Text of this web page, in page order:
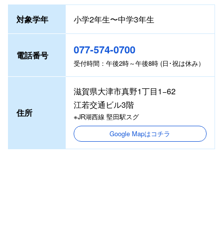
対象学年 小学2年生〜中学3年生
電話番号 077-574-0700
受付時間：午後2時～午後8時 (日･祝は休み）
住所
滋賀県大津市真野1丁目1−62
江若交通ビル3階
※JR湖西線 堅田駅スグ
Google Mapはコチラ